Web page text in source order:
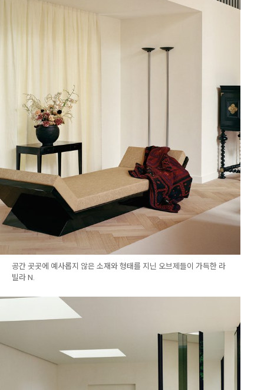
공간 곳곳에 예사롭지 않은 소재와 형태를 지닌 오브제들이 가득한 라
빌라 N.